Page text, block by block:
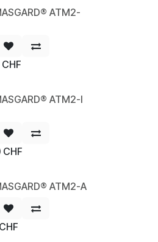
ATM2-
ATM2-I
CHF
ATM2-A